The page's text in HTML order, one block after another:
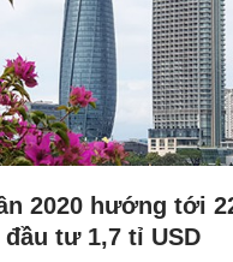
2020 hướng tới
tư 1,7 tỉ USD